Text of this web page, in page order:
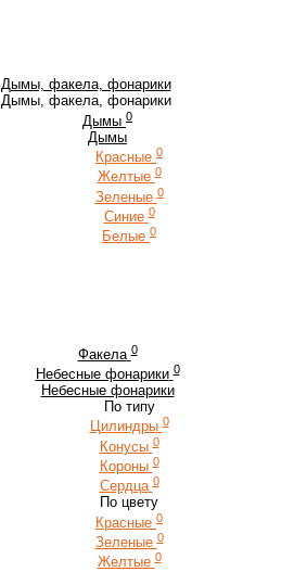
Дымы, факела, фонарики
Дымы, факела, фонарики
Дымы 0
Дымы
Красные 0
Желтые 0
Зеленые 0
Синие 0
Белые 0
Факела 0
Небесные фонарики 0
Небесные фонарики
По типу
Цилиндры 0
Конусы 0
Короны 0
Сердца 0
По цвету
Красные 0
Зеленые 0
Желтые 0